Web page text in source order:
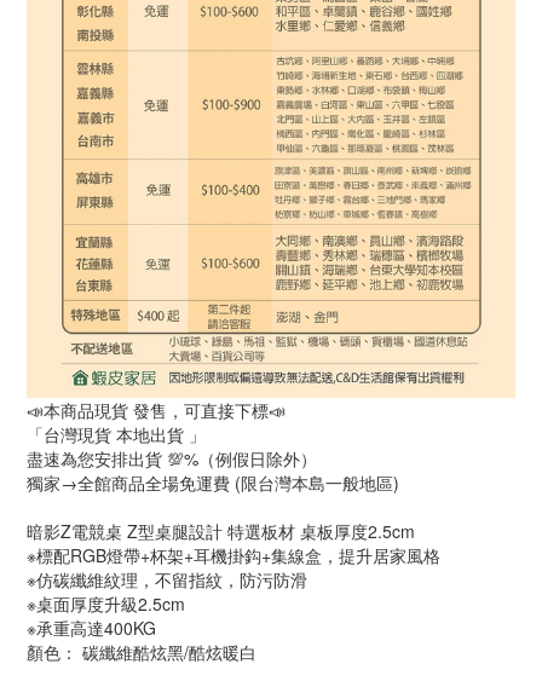
📣本商品現貨 發售，可直接下標📣
「台灣現貨 本地出貨 」
盡速為您安排出貨 💯%（例假日除外）
獨家→全館商品全場免運費 (限台灣本島一般地區)
暗影Z電競桌 Z型桌腿設計 特選板材 桌板厚度2.5cm
※標配RGB燈帶+杯架+耳機掛鈎+集線盒，提升居家風格
※仿碳纖維紋理，不留指紋，防污防滑
※桌面厚度升級2.5cm
※承重高達400KG
顏色： 碳纖維酷炫黑/酷炫暖白